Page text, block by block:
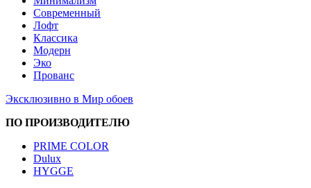
Современный
Лофт
Классика
Модерн
Эко
Прованс
Эксклюзивно в Мир обоев
ПО ПРОИЗВОДИТЕЛЮ
PRIME COLOR
Dulux
HYGGE